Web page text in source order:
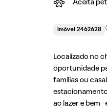
Aceita pet
Imóvel 2462628
Localizado no
oportunidade
famílias ou
ao lazer e bem-